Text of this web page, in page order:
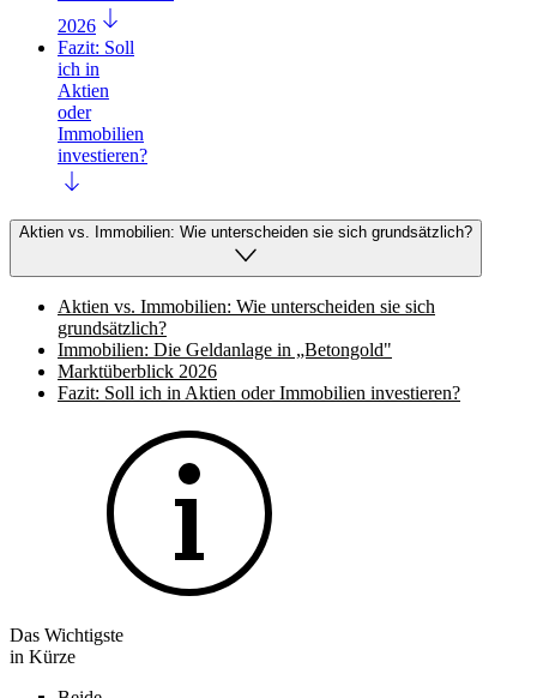
2026
Fazit: Soll
ich in
Aktien
oder
Immobilien
investieren?
Aktien vs. Immobilien: Wie unterscheiden sie sich grundsätzlich?
Aktien vs. Immobilien: Wie unterscheiden sie sich
grundsätzlich?
Immobilien: Die Geldanlage in „Betongold"
Marktüberblick 2026
Fazit: Soll ich in Aktien oder Immobilien investieren?
Das Wichtigste
in Kürze